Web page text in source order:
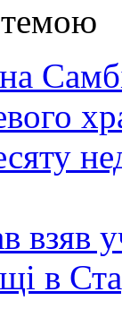
темою
взяв
в